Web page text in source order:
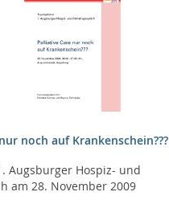
noch auf Krankenschein???
Augsburger Hospiz- und
am 28. November 2009